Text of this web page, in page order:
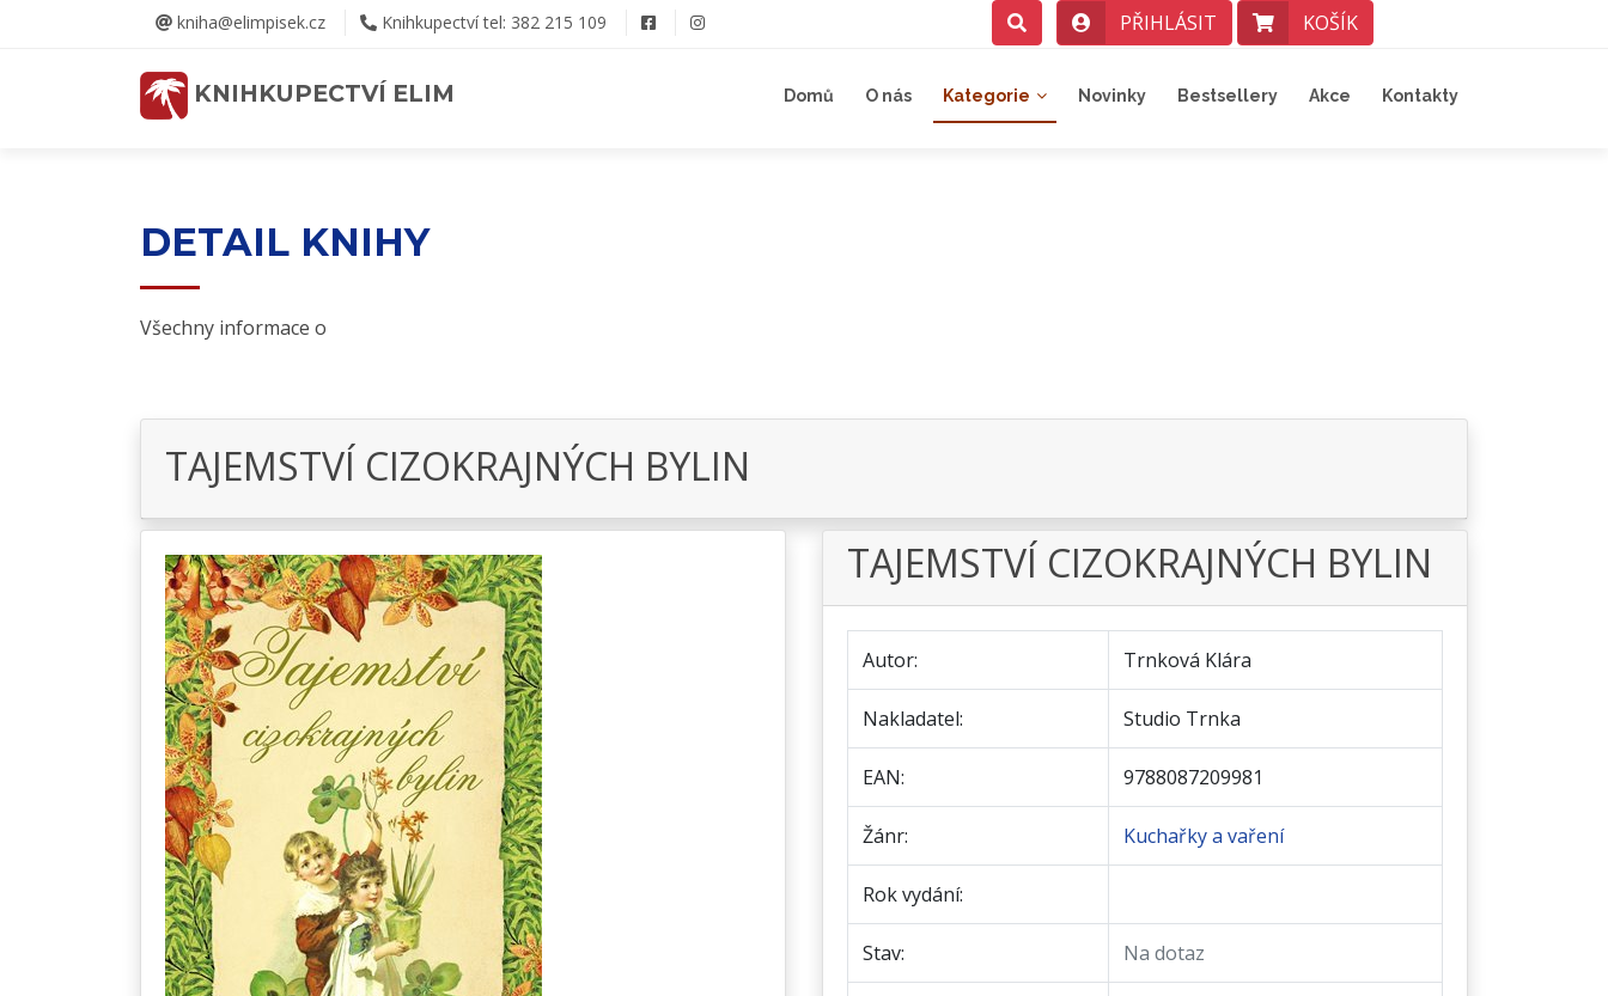
kniha@elimpisek.cz Knihkupectví tel: 382 215 109 PŘIHLÁSIT KOŠÍK
KNIHKUPECTVÍ ELIM Domů O nás Kategorie Novinky Bestsellery Akce Kontakty
DETAIL KNIHY
Všechny informace o
TAJEMSTVÍ CIZOKRAJNÝCH BYLIN
TAJEMSTVÍ CIZOKRAJNÝCH BYLIN
Autor: Trnková Klára
Nakladatel: Studio Trnka
EAN: 9788087209981
Žánr: Kuchařky a vaření
Rok vydání:
Stav: Na dotaz